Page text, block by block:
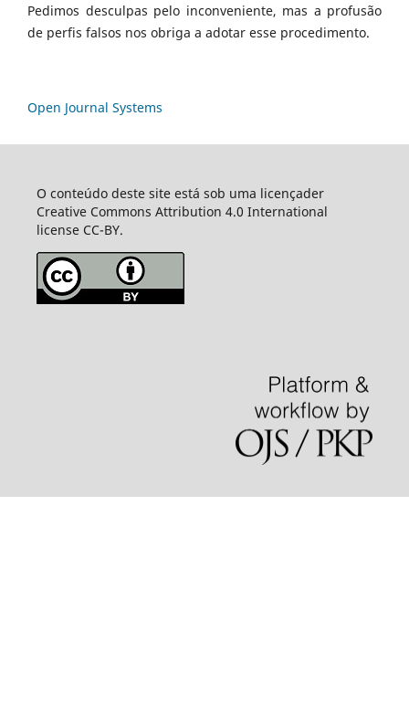
Pedimos desculpas pelo inconveniente, mas a profusão
de perfis falsos nos obriga a adotar esse procedimento.
Open Journal Systems
O conteúdo deste site está sob uma licençader
Creative Commons Attribution 4.0 International
license CC-BY.